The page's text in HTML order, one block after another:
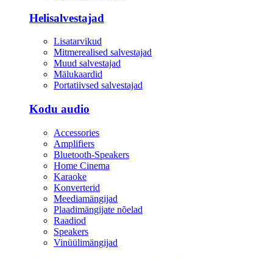
Helisalvestajad
Lisatarvikud
Mitmerealised salvestajad
Muud salvestajad
Mälukaardid
Portatiivsed salvestajad
Kodu audio
Accessories
Amplifiers
Bluetooth-Speakers
Home Cinema
Karaoke
Konverterid
Meediamängijad
Plaadimängijate nõelad
Raadiod
Speakers
Vinüülimängijad